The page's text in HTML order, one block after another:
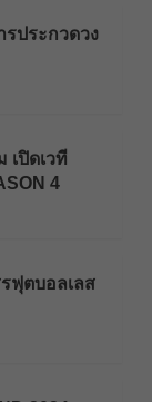
รประกวดวง
เปิดเวที
4
ฟุตบอลเลส